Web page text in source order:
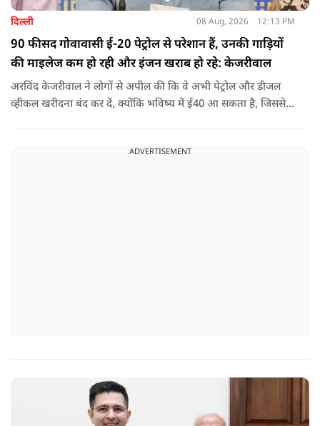
दिल्ली 08 Aug, 2026 12:13 PM
90 फीसद गोवावासी ई-20 पेट्रोल से परेशान हैं, उनकी गाड़ियों
की माइलेज कम हो रही और इंजन खराब हो रहे: केजरीवाल
अरविंद केजरीवाल ने लोगों से अपील की कि वे अभी पेट्रोल और डीजल
व्हीकल खरीदना बंद कर दें, क्योंकि भविष्य में ई40 आ सकता है, जिससे
ADVERTISEMENT